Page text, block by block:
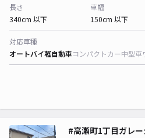
長さ
340cm 以下
車幅
150cm 以下
対応車種
オートバイ軽自動車コンパクトカー中型車
#高瀬町1丁目ガレ